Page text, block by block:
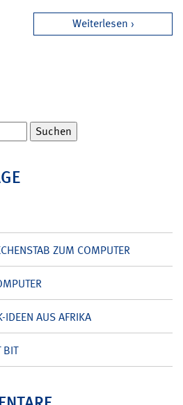
Weiterlesen
ZUM COMPUTER
AUS AFRIKA
BIT